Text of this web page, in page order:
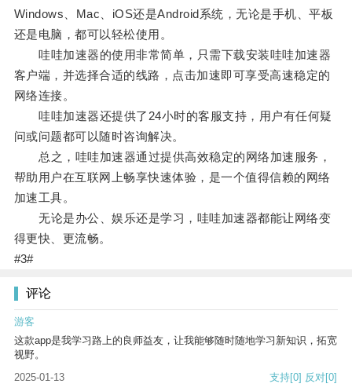
Windows、Mac、iOS还是Android系统，无论是手机、平板
还是电脑，都可以轻松使用。
哇哇加速器的使用非常简单，只需下载安装哇哇加速器
客户端，并选择合适的线路，点击加速即可享受高速稳定的
网络连接。
哇哇加速器还提供了24小时的客服支持，用户有任何疑
问或问题都可以随时咨询解决。
总之，哇哇加速器通过提供高效稳定的网络加速服务，
帮助用户在互联网上畅享快速体验，是一个值得信赖的网络
加速工具。
无论是办公、娱乐还是学习，哇哇加速器都能让网络变
得更快、更流畅。
#3#
评论
游客
这款app是我学习路上的良师益友，让我能够随时随地学习新知识，拓宽
视野。
2025-01-13
支持[0] 反对[0]